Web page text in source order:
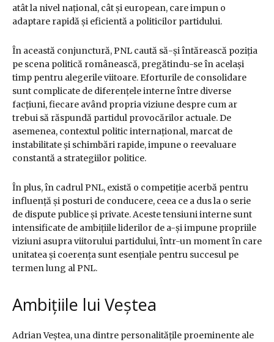
atât la nivel național, cât și european, care impun o
adaptare rapidă și eficientă a politicilor partidului.
În această conjunctură, PNL caută să-și întărească poziția
pe scena politică românească, pregătindu-se în același
timp pentru alegerile viitoare. Eforturile de consolidare
sunt complicate de diferențele interne între diverse
facțiuni, fiecare având propria viziune despre cum ar
trebui să răspundă partidul provocărilor actuale. De
asemenea, contextul politic internațional, marcat de
instabilitate și schimbări rapide, impune o reevaluare
constantă a strategiilor politice.
În plus, în cadrul PNL, există o competiție acerbă pentru
influență și posturi de conducere, ceea ce a dus la o serie
de dispute publice și private. Aceste tensiuni interne sunt
intensificate de ambițiile liderilor de a-și impune propriile
viziuni asupra viitorului partidului, într-un moment în care
unitatea și coerența sunt esențiale pentru succesul pe
termen lung al PNL.
Ambițiile lui Veștea
Adrian Veștea, una dintre personalitățile proeminente ale